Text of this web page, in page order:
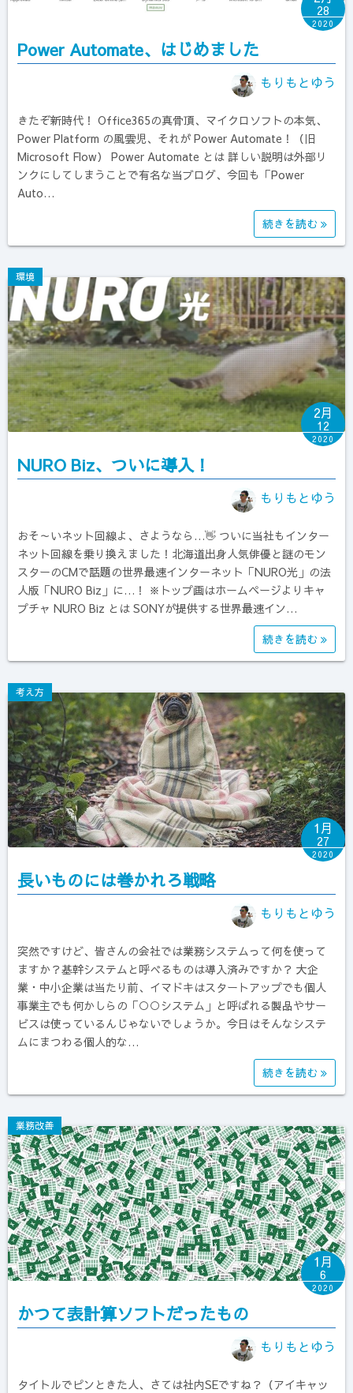
28
2020
Power Automate、はじめました
もりもとゆう
きたぞ新時代！ Office365の真骨頂、マイクロソフトの本気、
Power Platform の風雲児、それが Power Automate！（旧
Microsoft Flow） Power Automate とは 詳しい説明は外部リ
ンクにしてしまうことで有名な当ブログ、今回も「Power
Auto…
続きを読む
環境
2月
12
2020
NURO Biz、ついに導入！
もりもとゆう
おそ～いネット回線よ、さようなら…👋 ついに当社もインター
ネット回線を乗り換えました！北海道出身人気俳優と謎のモン
スターのCMで話題の世界最速インターネット「NURO光」の法
人版「NURO Biz」に…！ ※トップ画はホームページよりキャ
プチャ NURO Biz とは SONYが提供する世界最速イン…
続きを読む
考え方
1月
27
2020
長いものには巻かれろ戦略
もりもとゆう
突然ですけど、皆さんの会社では業務システムって何を使って
ますか？基幹システムと呼べるものは導入済みですか？ 大企
業・中小企業は当たり前、イマドキはスタートアップでも個人
事業主でも何かしらの「○○システム」と呼ばれる製品やサー
ビスは使っているんじゃないでしょうか。今日はそんなシステ
ムにまつわる個人的な…
続きを読む
業務改善
1月
6
2020
かつて表計算ソフトだったもの
もりもとゆう
タイトルでピンときた人、さては社内SEですね？（アイキャッ